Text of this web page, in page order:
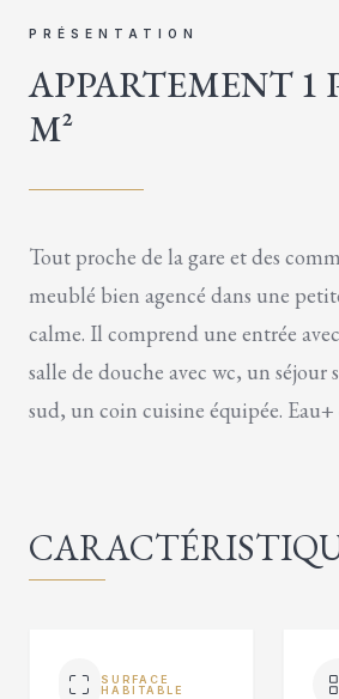
PRÉSENTATION
APPARTEMENT 1
M²
Tout proche de la gare et des
meublé bien agencé dans une
calme. Il comprend une entrée
salle de douche avec wc, un séjour
sud, un coin cuisine équipée.
SURFACE
HABITABLE